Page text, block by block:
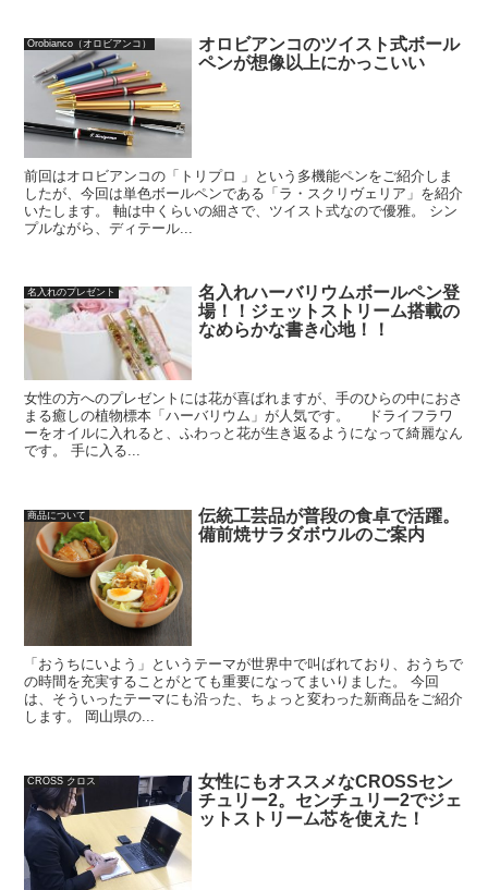
Orobianco（オロビアンコ）
オロビアンコのツイスト式ボール
ペンが想像以上にかっこいい
前回はオロビアンコの「トリプロ 」という多機能ペンをご紹介しま
したが、今回は単色ボールペンである「ラ・スクリヴェリア」を紹介
いたします。 軸は中くらいの細さで、ツイスト式なので優雅。 シン
プルながら、ディテール...
名入れのプレゼント
名入れハーバリウムボールペン登
場！！ジェットストリーム搭載の
なめらかな書き心地！！
女性の方へのプレゼントには花が喜ばれますが、手のひらの中におさ
まる癒しの植物標本「ハーバリウム」が人気です。 ドライフラワ
ーをオイルに入れると、ふわっと花が生き返るようになって綺麗なん
です。 手に入る...
商品について
伝統工芸品が普段の食卓で活躍。
備前焼サラダボウルのご案内
「おうちにいよう」というテーマが世界中で叫ばれており、おうちで
の時間を充実することがとても重要になってまいりました。 今回
は、そういったテーマにも沿った、ちょっと変わった新商品をご紹介
します。 岡山県の...
CROSS クロス
女性にもオススメなCROSSセン
チュリー2。センチュリー2でジェ
ットストリーム芯を使えた！